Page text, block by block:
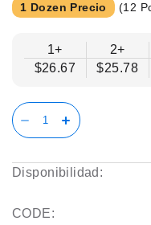
imágenes.
1 Dozen Precio (12
1+
$26.67
2+
$25.78
Disponibilidad:
CODE: